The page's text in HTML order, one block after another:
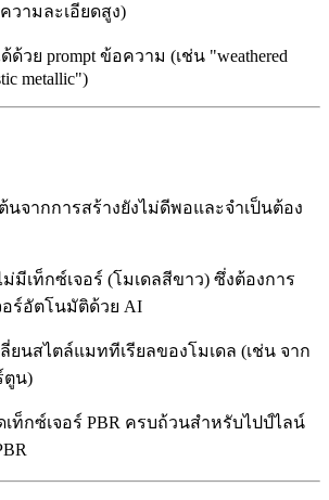
วามละเอียดสูง)
วย prompt ข้อความ (เช่น "weathered
metallic")
นจากการสร้างยังไม่ดีพอและจำเป็นต้อง
มีเท็กซ์เจอร์ (โมเดลสีขาว) ซึ่งต้องการ
อร์อัตโนมัติด้วย AI
ยนสไตล์แมททีเรียลของโมเดล (เช่น จาก
ตูน)
ท็กซ์เจอร์ PBR ครบถ้วนสำหรับไปป์ไลน์